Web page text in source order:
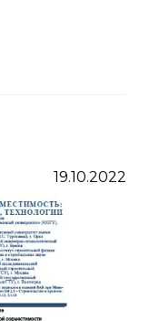
19.10.2022